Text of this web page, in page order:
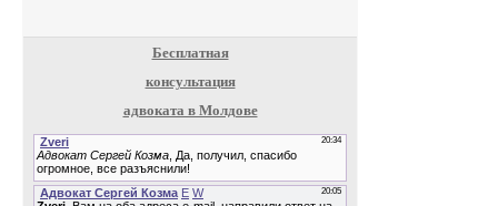
Бесплатная
консультация
адвоката в Молдове